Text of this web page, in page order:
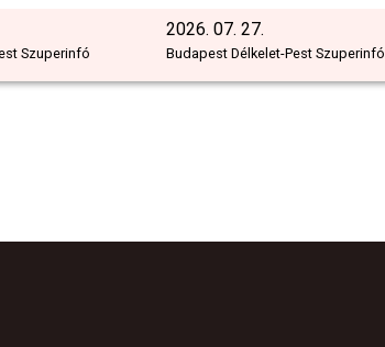
Szuperinfó
2026. 07. 27.
Budapest Délkelet-Pest Szuperinfó